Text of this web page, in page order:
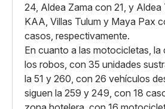
24, Aldea Zama con 21, y Aldea
KAA, Villas Tulum y Maya Pax
casos, respectivamente.
En cuanto a las motocicletas, la
los robos, con 35 unidades
la 51 y 260, con 26 vehículos
siguen la 259 y 249, con 18